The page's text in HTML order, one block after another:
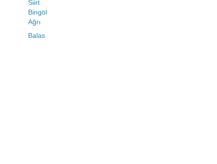
Siirt
Bingöl
Ağrı
Balas